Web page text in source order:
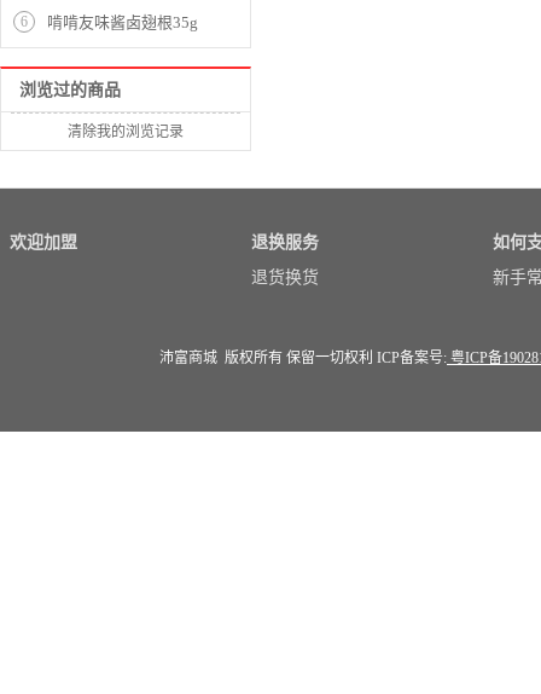
6 啃啃友味酱卤翅根35g
浏览过的商品
清除我的浏览记录
欢迎加盟
退换服务
退货换货
如何
新手
沛富商城 版权所有 保留一切权利 ICP备案号: 粤ICP备